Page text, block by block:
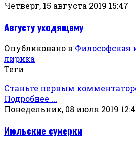
Четверг, 15 августа 2019 15:47
Августу уходящему
Опубликовано в Философская
лирика
Теги
Станьте первым
Подробнее ...
Понедельник, 08 июля 2019
Июльские сумерки